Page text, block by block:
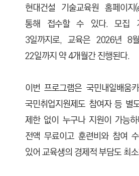
현대건설 기술교육원 홈페이지
통해 접수할 수 있다. 모집
3일까지로, 교육은 2026년 8
22일까지 약 4개월간 진행된다.
이번 프로그램은 국민내일배움
국민취업지원제도 참여자 등 별
제한 없이 누구나 지원이 가능
전액 무료이고 훈련비와 참여
있어 교육생의 경제적 부담도 최